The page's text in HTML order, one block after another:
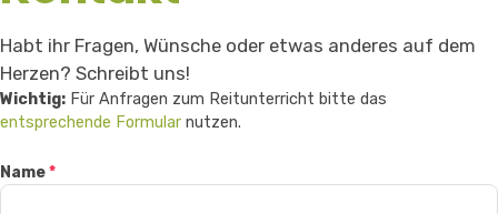
Habt ihr Fragen, Wünsche oder etwas anderes auf dem
Herzen? Schreibt uns!
Wichtig: Für Anfragen zum Reitunterricht bitte das
entsprechende Formular nutzen.
Name*